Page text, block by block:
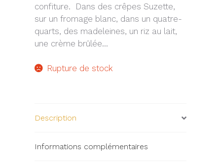
confiture. Dans des crêpes Suzette,
sur un fromage blanc, dans un quatre-
quarts, des madeleines, un riz au lait,
une crème brûlée…
Rupture de stock
Description
Informations complémentaires